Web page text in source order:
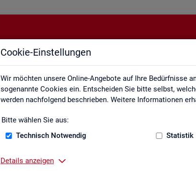
Cookie-Einstellungen
Wir möchten unsere Online-Angebote auf Ihre Bedürfnisse
sogenannte Cookies ein. Entscheiden Sie bitte selbst,
werden nachfolgend beschrieben. Weitere Informationen
Bitte wählen Sie aus:
Technisch Notwendig
Statistik
Details anzeigen